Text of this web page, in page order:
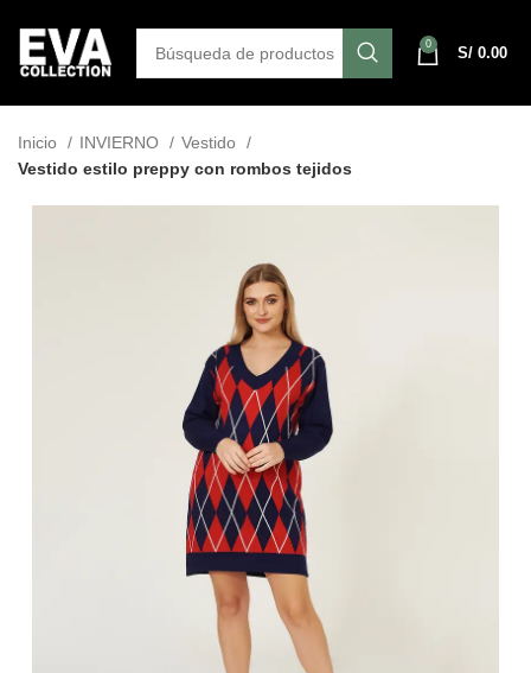
0
S/ 0.00
Inicio INVIERNO
Vestido
Vestido estilo preppy con rombos tejidos